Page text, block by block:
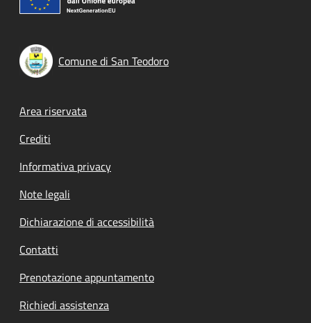
Comune di San Teodoro
Footer menu
Area riservata
Crediti
Informativa privacy
Note legali
Dichiarazione di accessibilità
Contatti
Prenotazione appuntamento
Richiedi assistenza